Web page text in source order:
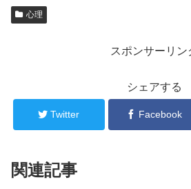
心理
スポンサーリン
シェアする
Twitter Facebook
関連記事